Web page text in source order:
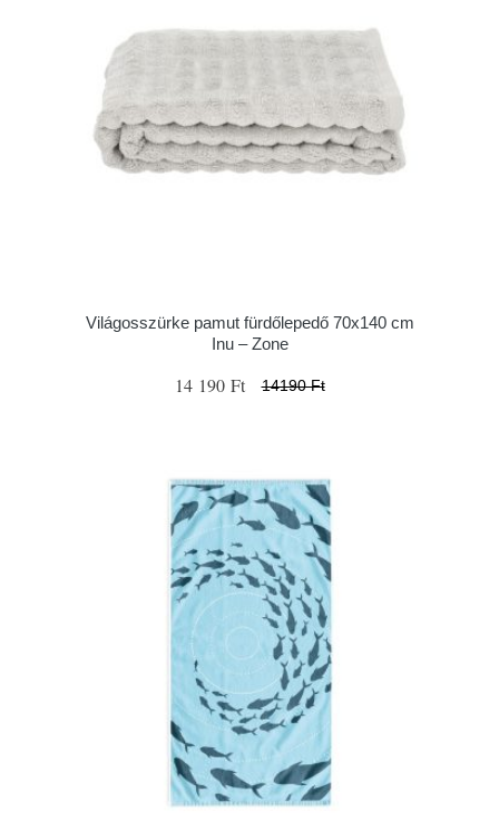
Világosszürke pamut fürdőlepedő 70x140 cm
Inu – Zone
14 190 Ft 14190 Ft